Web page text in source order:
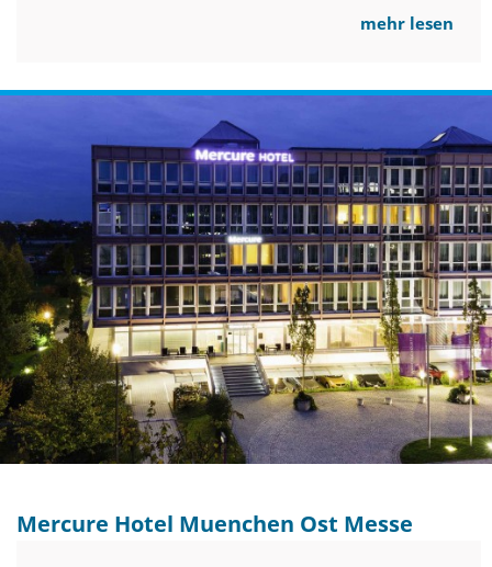
mehr lesen
Mercure Hotel Muenchen Ost Messe